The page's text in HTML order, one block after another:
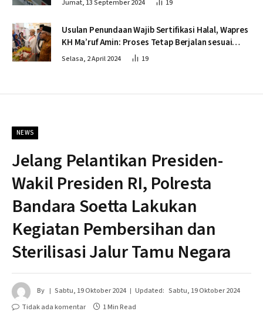
Jumat, 13 September 2024 19
Usulan Penundaan Wajib Sertifikasi Halal, Wapres
KH Ma’ruf Amin: Proses Tetap Berjalan sesuai
Penahapan
Selasa, 2 April 2024 19
NEWS
Jelang Pelantikan Presiden-
Wakil Presiden RI, Polresta
Bandara Soetta Lakukan
Kegiatan Pembersihan dan
Sterilisasi Jalur Tamu Negara
By Sabtu, 19 Oktober 2024 Updated: Sabtu, 19 Oktober 2024
Tidak ada komentar
1 Min Read